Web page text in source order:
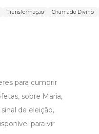
Transformação Chamado Divino
para cumprir
sobre Maria,
de eleição,
para vir